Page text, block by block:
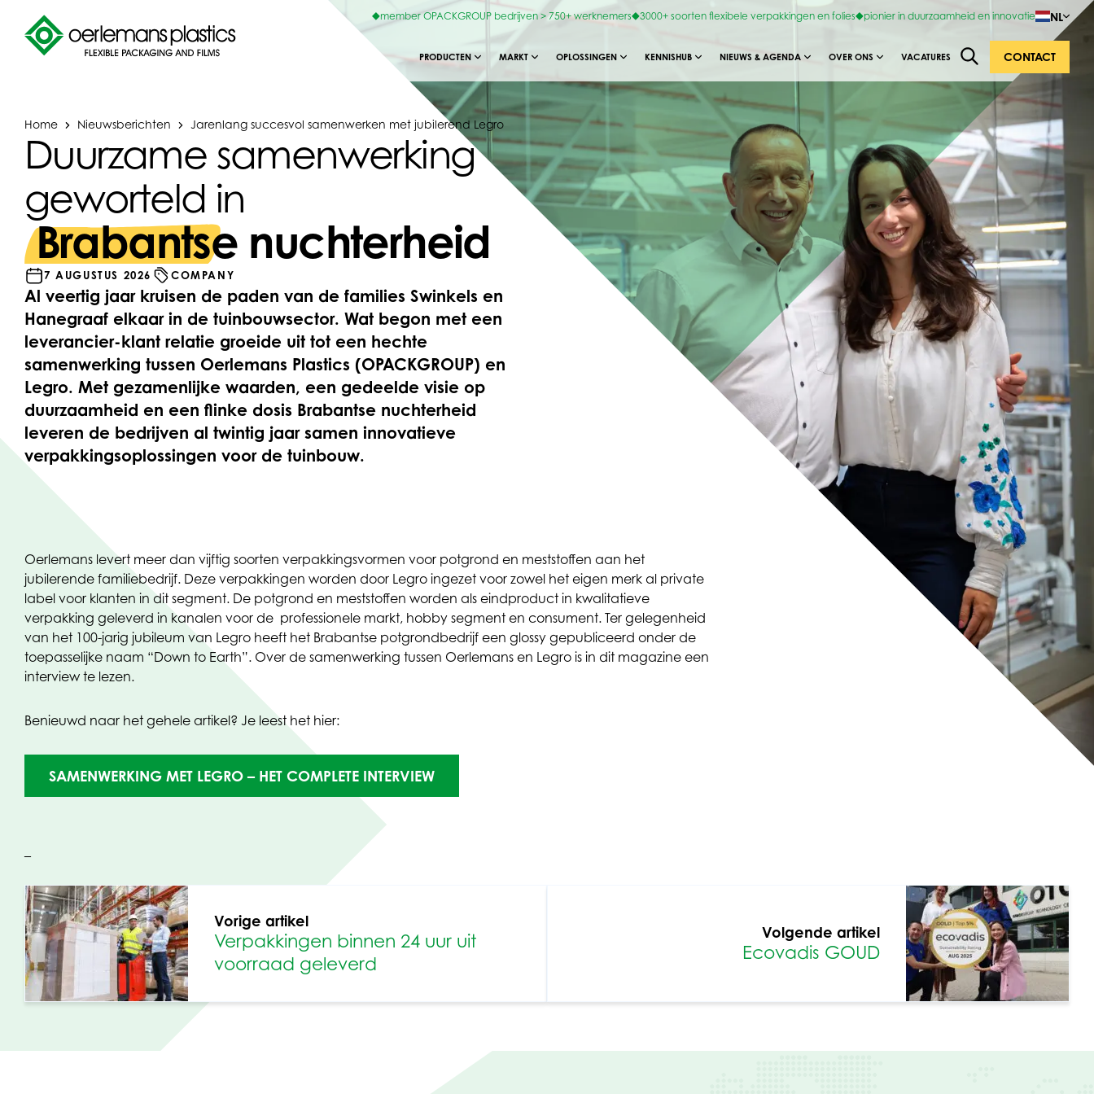
member OPACKGROUP bedrijven > 750+ werknemers 3000+ soorten flexibele verpakkingen en folies pionier in duurzaamheid en innovatie NL
PRODUCTEN MARKT OPLOSSINGEN KENNISHUB NIEUWS & AGENDA OVER ONS VACATURES CONTACT
Home Nieuwsberichten Jarenlang succesvol samenwerken met jubilerend Legro
Duurzame samenwerking
geworteld in
Brabantse nuchterheid
7 AUGUSTUS 2026 COMPANY
Al veertig jaar kruisen de paden van de families Swinkels en
Hanegraaf elkaar in de tuinbouwsector. Wat begon met een
leverancier-klant relatie groeide uit tot een hechte
samenwerking tussen Oerlemans Plastics (OPACKGROUP) en
Legro. Met gezamenlijke waarden, een gedeelde visie op
duurzaamheid en een flinke dosis Brabantse nuchterheid
leveren de bedrijven al twintig jaar samen innovatieve
verpakkingsoplossingen voor de tuinbouw.
Oerlemans levert meer dan vijftig soorten verpakkingsvormen voor potgrond en meststoffen aan het
jubilerende familiebedrijf. Deze verpakkingen worden door Legro ingezet voor zowel het eigen merk al private
label voor klanten in dit segment. De potgrond en meststoffen worden als eindproduct in kwalitatieve
verpakking geleverd in kanalen voor de professionele markt, hobby segment en consument. Ter gelegenheid
van het 100-jarig jubileum van Legro heeft het Brabantse potgrondbedrijf een glossy gepubliceerd onder de
toepasselijke naam “Down to Earth”. Over de samenwerking tussen Oerlemans en Legro is in dit magazine een
interview te lezen.
Benieuwd naar het gehele artikel? Je leest het hier:
SAMENWERKING MET LEGRO – HET COMPLETE INTERVIEW
–
– Vorige artikel
Verpakkingen binnen 24 uur uit
voorraad geleverd
Volgende artikel
Ecovadis GOUD